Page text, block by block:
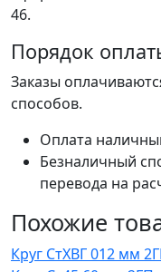
46.
Порядок
Заказы
способов.
Оплата
Безналичный
перевода на
Похожие
Круг СтХВГ 012 мм